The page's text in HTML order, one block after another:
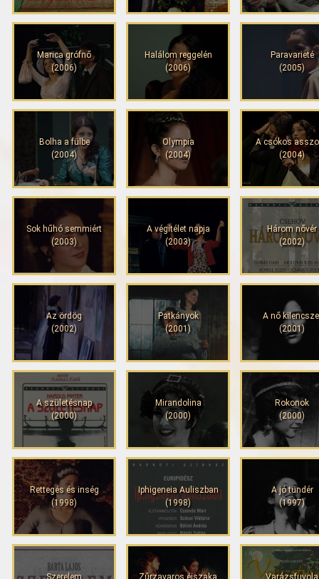
Marica grófnő
(2006)
Halálom reggelén
(2006)
Paravarieté
(2005)
Bolha a fülbe
(2004)
Olympia
(2004)
A csókos
(2004)
Sok hűhó semmiért
(2003)
A végítélet napja
(2003)
Három nővér
(2002)
Az ördög
(2002)
Patkányok
(2001)
A nő
(2001)
A születésnap
(2000)
Mirandolina
(2000)
Rokonok
(2000)
Rettegés és inség
(1998)
Iphigeneia Auliszban
(1998)
A jó tündér
(1997)
Szerelem Zűrzavaros éjszaka Varázsfuvola